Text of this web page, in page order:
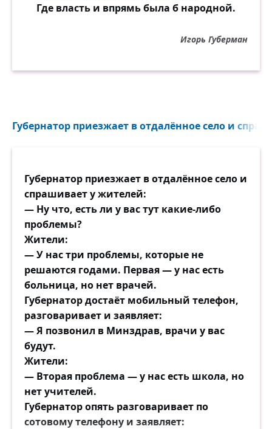
Где власть и впрямь была б народной.
Игорь Губерман
Губернатор приезжает в отдалённое село и
Губернатор приезжает в отдалённое село и
спрашивает у жителей:
— Ну что, есть ли у вас тут какие-либо
проблемы?
Жители:
— У нас три проблемы, которые не
решаются годами. Первая — у нас есть
больница, но нет врачей.
Губернатор достаёт мобильный телефон,
разговаривает и заявляет:
— Я позвонил в Минздрав, врачи у вас
будут.
Жители:
— Вторая проблема — у нас есть школа, но
нет учителей.
Губернатор опять разговаривает по
сотовому телефону и заявляет: